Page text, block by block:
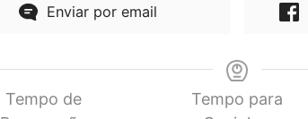
Enviar por email
Tempo de
Tempo para